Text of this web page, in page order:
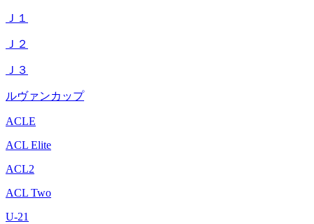
Ｊ１
Ｊ２
Ｊ３
ルヴァンカップ
ACLE
ACL Elite
ACL2
ACL Two
U-21